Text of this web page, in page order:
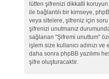
lütfen şifrenizi dikkatli
ile bağlantılı bir kimseye,
veya sitelere, şifreniz için soru
şifrenizi unutmanız
sağlanan "Şifremi unuttum"
işlem size kullanıcı adınızı
daha sonra phpBB yazılımı
şifre oluşturacaktır.